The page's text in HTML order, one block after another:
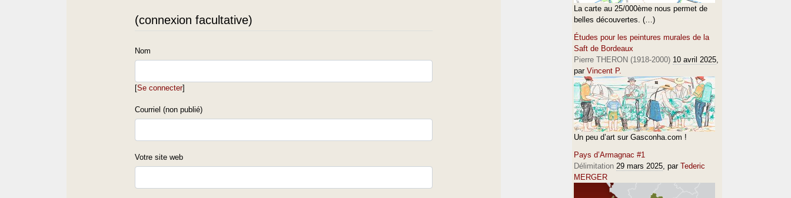
(connexion facultative)
Nom
[Se connecter]
Courriel (non publié)
Votre site web
La carte au 25/000ème nous permet de
belles découvertes. (…)
Études pour les peintures murales de la
Saft de Bordeaux
Pierre THERON (1918-2000) 10 avril 2025,
par Vincent P.
Un peu d’art sur Gasconha.com !
Pays d’Armagnac #1
Délimitation 29 mars 2025, par Tederic
MERGER